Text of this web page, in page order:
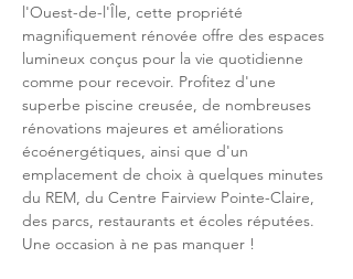
l'Ouest-de-l'Île, cette propriété
magnifiquement rénovée offre des espaces
lumineux conçus pour la vie quotidienne
comme pour recevoir. Profitez d'une
superbe piscine creusée, de nombreuses
rénovations majeures et améliorations
écoénergétiques, ainsi que d'un
emplacement de choix à quelques minutes
du REM, du Centre Fairview Pointe-Claire,
des parcs, restaurants et écoles réputées.
Une occasion à ne pas manquer !